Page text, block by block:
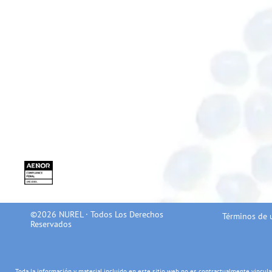
©2026 NUREL · Todos Los Derechos
Reservados
Términos de